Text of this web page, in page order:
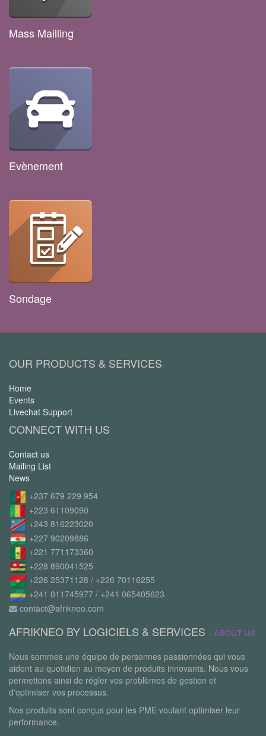
Mass Mailling
Evènement
Sondage
OUR PRODUCTS & SERVICES
Home
Events
Livechat Support
CONNECT WITH US
Contact us
Mailing List
News
+237 679 229 954
+223 61109090
+243 816223020
+227 90209886
+221 771173360
+228 890041525
+226 25371128 / +226 70116255
+241 011745977 / +241 065405623
contact@afrikneo.com
AFRIKNEO BY LOGICIELS & SERVICES - ABOUT US
Nous sommes une équipe de personnes passionnées qui vous
aident au quotidien au moyen de produits innovants. Nous vous
permettons ainsi de régler vos problèmes de gestion et
d'optimiser vos processus.
Nos produits sont conçus pour les PME voulant optimiser leur
performance.